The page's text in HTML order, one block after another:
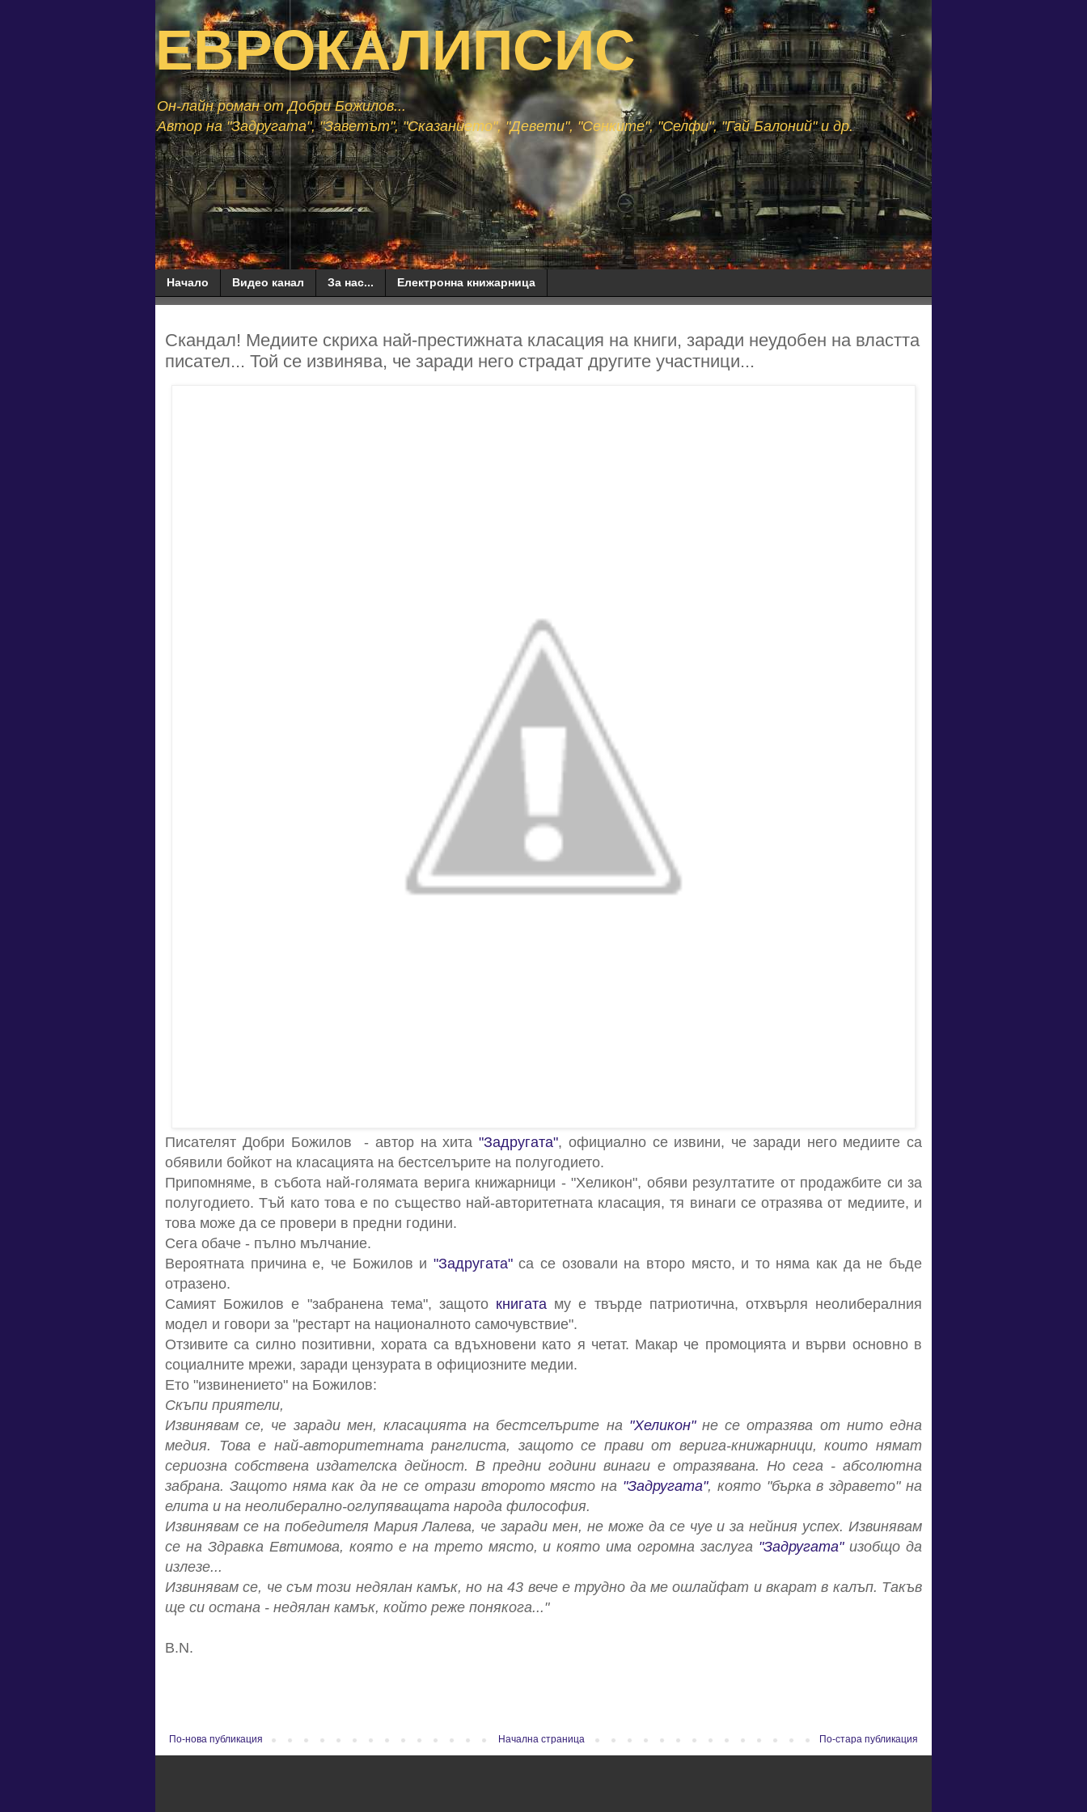
ЕВРОКАЛИПСИС
Он-лайн роман от Добри Божилов...
Автор на "Задругата", "Заветът", "Сказанието", "Девети", "Сенките", "Селфи", "Гай Балоний" и др.
Начало Видео канал За нас... Електронна книжарница
Скандал! Медиите скриха най-престижната класация на книги, заради неудобен на властта
писател... Той се извинява, че заради него страдат другите участници...
Писателят Добри Божилов - автор на хита "Задругата", официално се извини, че заради него медиите са
обявили бойкот на класацията на бестселърите на полугодието.
Припомняме, в събота най-голямата верига книжарници - "Хеликон", обяви резултатите от продажбите си за
полугодието. Тъй като това е по същество най-авторитетната класация, тя винаги се отразява от медиите, и
това може да се провери в предни години.
Сега обаче - пълно мълчание.
Вероятната причина е, че Божилов и "Задругата"са се озовали на второ място, и то няма как да не бъде
отразено.
Самият Божилов е "забранена тема", защото книгата му е твърде патриотична, отхвърля неолибералния
модел и говори за "рестарт на националното самочувствие".
Отзивите са силно позитивни, хората са вдъхновени като я четат. Макар че промоцията и върви основно в
социалните мрежи, заради цензурата в официозните медии.
Ето "извинението" на Божилов:
Скъпи приятели,
Извинявам се, че заради мен, класацията на бестселърите на "Хеликон"не се отразява от нито една
медия. Това е най-авторитетната ранглиста, защото се прави от верига-книжарници, които нямат
сериозна собствена издателска дейност. В предни години винаги е отразявана. Но сега - абсолютна
забрана. Защото няма как да не се отрази второто място на "Задругата", която "бърка в здравето" на
елита и на неолиберално-оглупяващата народа философия.
Извинявам се на победителя Мария Лалева, че заради мен, не може да се чуе и за нейния успех. Извинявам
се на Здравка Евтимова, която е на трето място, и която има огромна заслуга "Задругата"изобщо да
излезе...
Извинявам се, че съм този недялан камък, но на 43 вече е трудно да ме ошлайфат и вкарат в калъп. Такъв
ще си остана - недялан камък, който реже понякога..."
B.N.
По-нова публикация По-стара публикация
Начална страница